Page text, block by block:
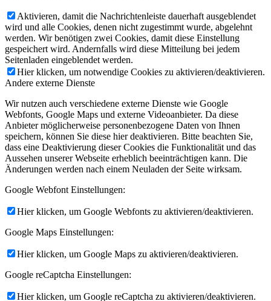
Aktivieren, damit die Nachrichtenleiste dauerhaft ausgeblendet
wird und alle Cookies, denen nicht zugestimmt wurde, abgelehnt
werden. Wir benötigen zwei Cookies, damit diese Einstellung
gespeichert wird. Andernfalls wird diese Mitteilung bei jedem
Seitenladen eingeblendet werden.
Hier klicken, um notwendige Cookies zu aktivieren/deaktivieren.
Andere externe Dienste
Wir nutzen auch verschiedene externe Dienste wie Google
Webfonts, Google Maps und externe Videoanbieter. Da diese
Anbieter möglicherweise personenbezogene Daten von Ihnen
speichern, können Sie diese hier deaktivieren. Bitte beachten Sie,
dass eine Deaktivierung dieser Cookies die Funktionalität und das
Aussehen unserer Webseite erheblich beeinträchtigen kann. Die
Änderungen werden nach einem Neuladen der Seite wirksam.
Google Webfont Einstellungen:
Hier klicken, um Google Webfonts zu aktivieren/deaktivieren.
Google Maps Einstellungen:
Hier klicken, um Google Maps zu aktivieren/deaktivieren.
Google reCaptcha Einstellungen:
Hier klicken, um Google reCaptcha zu aktivieren/deaktivieren.